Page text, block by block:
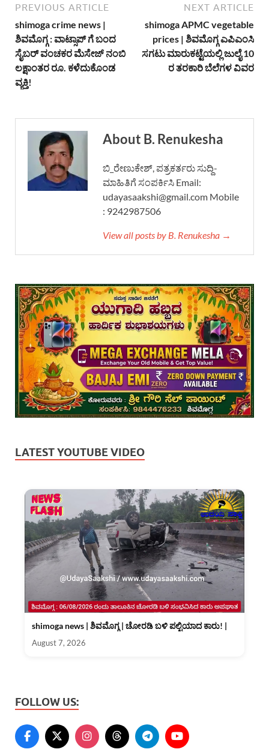
PREVIOUS ARTICLE
shimoga crime news |
ಶಿವಮೊಗ್ಗ : ವಾಟ್ಸಾಪ್ ಗೆ ಬಂದ‌
ಸೈಬರ್ ವಂಚಕರ ಮೆಸೇಜ್ ನಂಬಿ
ಲಕ್ಷಾಂತರ ರೂ. ಕಳೆದುಕೊಂಡ
ವ್ಯಕ್ತಿ!
NEXT ARTICLE
shimoga APMC vegetable
prices | ಶಿವಮೊಗ್ಗ ಎಪಿಎಂಸಿ
ಸಗಟು ಮಾರುಕಟ್ಟೆಯಲ್ಲಿ ಜುಲೈ 10
ರ ತರಕಾರಿ ಬೆಲೆಗಳ ವಿವರ
About B. Renukesha
ಬಿ_ರೇಣುಕೇಶ್, ಪತ್ರಕರ್ತರು ಸುದ್ದಿ-
ಮಾಹಿತಿಗೆ ಸಂಪರ್ಕಿಸಿ Email:
udayasaakshi@gmail.com Mobile
: 9242987506
View all posts by B. Renukesha →
LATEST YOUTUBE VIDEO
shimoga news | ಶಿವಮೊಗ್ಗ | ಚೋರಡಿ ಬಳಿ ಪಲ್ಟಿಯಾದ ಕಾರು! |
August 7, 2026
FOLLOW US: